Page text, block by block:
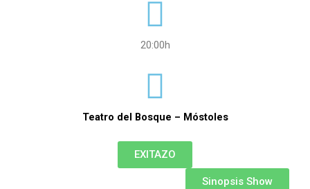
20:00h
Teatro del Bosque – Móstoles
EXITAZO
Sinopsis Show